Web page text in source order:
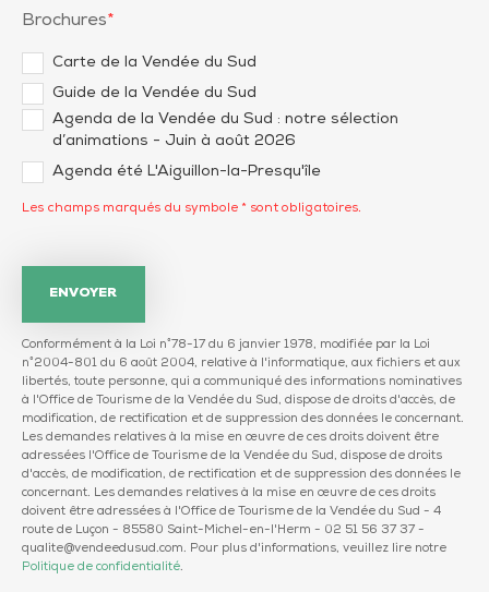
Brochures*
Carte de la Vendée du Sud
Guide de la Vendée du Sud
Agenda de la Vendée du Sud : notre sélection
d’animations - Juin à août 2026
Agenda été L'Aiguillon-la-Presqu'île
Les champs marqués du symbole * sont obligatoires.
ENVOYER
Conformément à la Loi n°78-17 du 6 janvier 1978, modifiée par la Loi
n°2004-801 du 6 août 2004, relative à l'informatique, aux fichiers et aux
libertés, toute personne, qui a communiqué des informations nominatives
à l'Office de Tourisme de la Vendée du Sud, dispose de droits d'accès, de
modification, de rectification et de suppression des données le concernant.
Les demandes relatives à la mise en œuvre de ces droits doivent être
adressées l'Office de Tourisme de la Vendée du Sud, dispose de droits
d'accès, de modification, de rectification et de suppression des données le
concernant. Les demandes relatives à la mise en œuvre de ces droits
doivent être adressées à l'Office de Tourisme de la Vendée du Sud - 4
route de Luçon - 85580 Saint-Michel-en-l'Herm - 02 51 56 37 37 -
qualite@vendeedusud.com. Pour plus d'informations, veuillez lire notre
Politique de confidentialité.